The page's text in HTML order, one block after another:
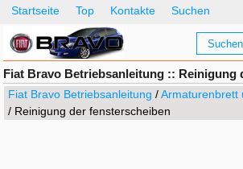
Startseite Top Kontakte Suchen
Fiat Bravo Betriebsanleitung :: Reinigung
Fiat Bravo Betriebsanleitung /Armaturenbrett
/ Reinigung der fensterscheiben